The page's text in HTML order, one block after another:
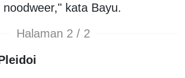
kata Bayu.
Halaman 2 / 2